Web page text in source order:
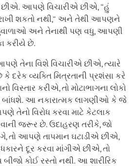
આપણે વિચારીએ છીએ, "હું
શકતો નથી," અને તેથી આપણને
અને તેનાથી પણ વધુ, આપણી
કરીયે છે.
તેના વિશે વિચારીએ છીએ, ત્યારે
દરેક વ્યક્તિ મિત્રતાની પ્રશંસા કરે
વિસ્તાર કરીએ, તો મોટાભાગના લોકો
બાંધશે. આ નકારાત્મક લાગણીઓ કે જે
તેનો વિરોધ કરવા માટે કેટલાક
જરૂર છે. ઉદાહરણ તરીકે, જો
તો આપણે તાપમાન ઘટાડીએ છીએ,
દૂર કરવા માંગીએ છીએ, તો
બીજો કોઈ રસ્તો નથી. આ શારીરિક